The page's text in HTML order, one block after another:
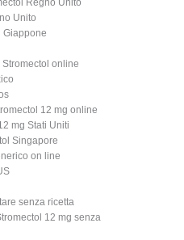
Regno Unito
Unito
Giappone
online
12 mg online
mg Stati Uniti
Singapore
on line
senza ricetta
12 mg senza